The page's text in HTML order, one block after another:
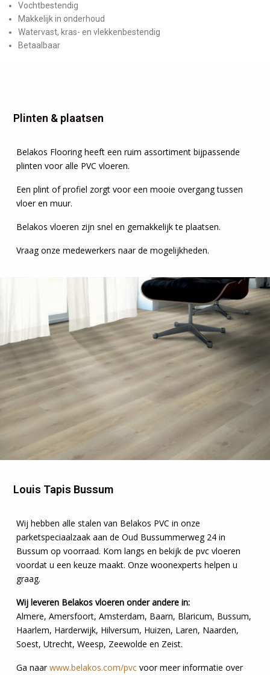
Vochtbestendig
Makkelijk in onderhoud
Watervast, kras- en vlekkenbestendig
Betaalbaar
Plinten & plaatsen
Belakos Flooring heeft een ruim assortiment bijpassende
plinten voor alle PVC vloeren.
Een plint of profiel zorgt voor een mooie overgang tussen
vloer en muur.
Belakos vloeren zijn snel en gemakkelijk te plaatsen.
Vraag onze medewerkers naar de mogelijkheden.
Louis Tapis Bussum
Wij hebben alle stalen van Belakos PVC in onze
parketspeciaalzaak aan de Oud Bussummerweg 24 in
Bussum op voorraad. Kom langs en bekijk de pvc vloeren
voordat u een keuze maakt. Onze woonexperts helpen u
graag.
Wij leveren Belakos vloeren onder andere in:
Almere, Amersfoort, Amsterdam, Baarn, Blaricum, Bussum,
Haarlem, Harderwijk, Hilversum, Huizen, Laren, Naarden,
Soest, Utrecht, Weesp, Zeewolde en Zeist.
Ga naarwww.belakos.com/pvc voor meer informatie over